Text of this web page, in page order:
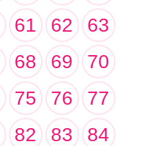
61 62
63
68 69
70
75 76
77
82 83
84